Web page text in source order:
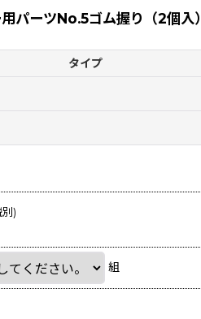
ーツNo.5ゴム握り（2個入）
タイプ
別)
組